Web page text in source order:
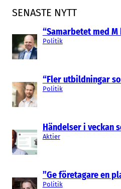
SENASTE NYTT
“Samarbetet med
Politik
“Fler utbildningar
Politik
Händelser i veckan
Aktier
”Ge företagare en
Politik